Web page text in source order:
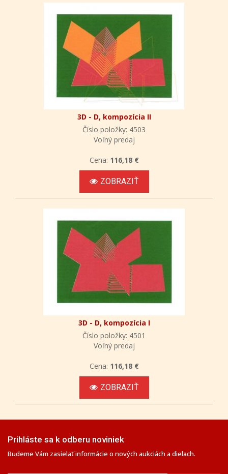
3D - D, kompozícia II
Číslo položky: 4503
Voľný predaj
Cena: 116,18 €
ZOBRAZIŤ
3D - D, kompozícia I
Číslo položky: 4501
Voľný predaj
Cena: 116,18 €
ZOBRAZIŤ
Prihláste sa k odberu noviniek
Budeme Vám zasielať informácie o nových aukciách a dielach.